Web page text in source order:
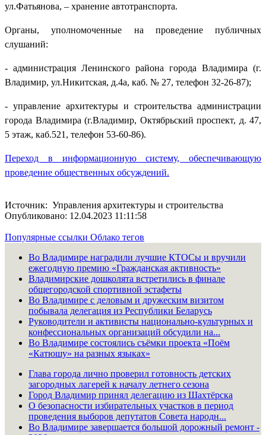
ул.Фатьянова, – хранение автотранспорта.
Органы, уполномоченные на проведение публичных
слушаний:
- администрация Ленинского района города Владимира (г.
Владимир, ул.Никитская, д.4а, каб. № 27, телефон 32-26-87);
- управление архитектуры и строительства администрации
города Владимира (г.Владимир, Октябрьский проспект, д. 47,
5 этаж, каб.521, телефон 53-60-86).
Переход в информационную систему, обеспечивающую
проведение общественных обсуждений.
Источник: Управления архитектуры и строительства
Опубликовано: 12.04.2023 11:11:58
Популярные ссылки Облако тегов
Во Владимире наградили лучшие КТОСы и вручили
ежегодную премию «Гражданская активность»
Владимирские дошколята встретились в финале
общегородской спортивной эстафеты
Во Владимире с деловым и дружеским визитом
побывала делегация из Республики Беларусь
Руководители и активисты национально-культурных и
конфессиональных организаций обсудили на...
Во Владимире состоялись съёмки проекта «Поём
«Катюшу» на разных языках»
Глава города лично проверил готовность детских
загородных лагерей к началу летнего сезона
Город Владимир принял делегацию из Шахтёрска
О безопасности избирательных участков в период
проведения выборов депутатов Совета народн...
Во Владимире завершается большой дорожный ремонт -